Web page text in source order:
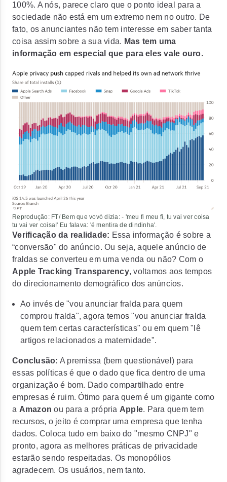
100%. A nós, parece claro que o ponto ideal para a
sociedade não está em um extremo nem no outro. De
fato, os anunciantes não tem interesse em saber tanta
coisa assim sobre a sua vida. Mas tem uma
informação em especial que para eles vale ouro.
Reprodução: FT/ Bem que vovó dizia: - 'meu fi meu fi, tu vai ver coisa
tu vai ver coisa!' Eu falava: 'é mentira de dindinha'.
Verificação da realidade: Essa informação é sobre a
“conversão" do anúncio. Ou seja, aquele anúncio de
fraldas se converteu em uma venda ou não? Com o
Apple Tracking Transparency,voltamos aos tempos
do direcionamento demográfico dos anúncios.
Ao invés de "vou anunciar fralda para quem
comprou fralda", agora temos "vou anunciar fralda
quem tem certas características" ou em quem "lê
artigos relacionados a maternidade".
Conclusão: A premissa (bem questionável) para
essas políticas é que o dado que fica dentro de uma
organização é bom. Dado compartilhado entre
empresas é ruim. Ótimo para quem é um gigante como
a Amazon ou para a própria Apple. Para quem tem
recursos, o jeito é comprar uma empresa que tenha
dados. Coloca tudo em baixo do "mesmo CNPJ" e
pronto, agora as melhores práticas de privacidade
estarão sendo respeitadas. Os monopólios
agradecem. Os usuários, nem tanto.